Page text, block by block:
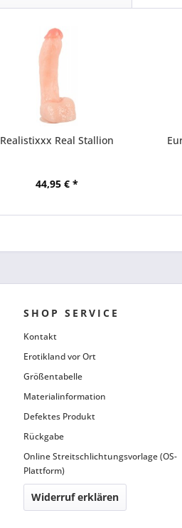
Realistixxx Real Stallion
44,95 € *
SHOP SERVICE
Kontakt
Erotikland vor Ort
Größentabelle
Materialinformation
Defektes Produkt
Rückgabe
Online Streitschlichtungsvorlage (OS-
Plattform)
Widerruf erklären